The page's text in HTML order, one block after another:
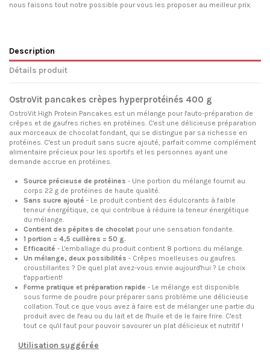
nous faisons tout notre possible pour vous les proposer au meilleur prix.
Description
Détails produit
OstroVit pancakes crèpes hyperprotéinés 400 g
OstroVit High Protein Pancakes est un mélange pour l'auto-préparation de
crêpes et de gaufres riches en protéines. C'est une délicieuse préparation
aux morceaux de chocolat fondant, qui se distingue par sa richesse en
protéines. C'est un produit sans sucre ajouté, parfait comme complément
alimentaire précieux pour les sportifs et les personnes ayant une
demande accrue en protéines.
Source précieuse de protéines - Une portion du mélange fournit au
corps 22 g de protéines de haute qualité.
Sans sucre ajouté - Le produit contient des édulcorants à faible
teneur énergétique, ce qui contribue à réduire la teneur énergétique
du mélange.
Contient des pépites de chocolat pour une sensation fondante.
1 portion = 4,5 cuillères = 50 g.
Efficacité - L'emballage du produit contient 8 portions du mélange.
Un mélange, deux possibilités - Crêpes moelleuses ou gaufres
croustillantes ? De quel plat avez-vous envie aujourd'hui ? Le choix
t'appartient!
Forme pratique et préparation rapide - Le mélange est disponible
sous forme de poudre pour préparer sans problème une délicieuse
collation. Tout ce que vous avez à faire est de mélanger une partie du
produit avec de l'eau ou du lait et de l'huile et de le faire frire. C'est
tout ce qu'il faut pour pouvoir savourer un plat délicieux et nutritif !
Utilisation suggérée